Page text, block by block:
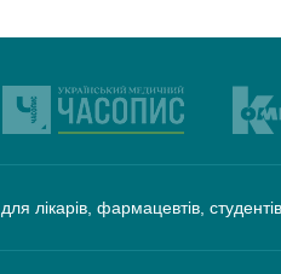
лікарів, фармацевтів,